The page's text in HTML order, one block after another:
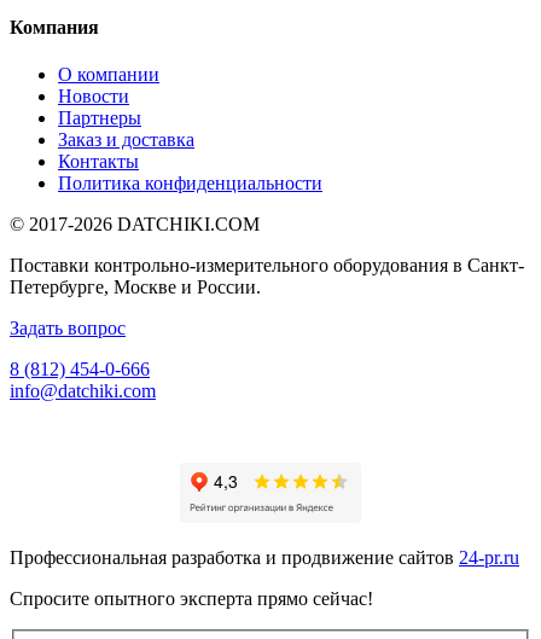
Компания
О компании
Новости
Партнеры
Заказ и доставка
Контакты
Политика конфиденциальности
© 2017-2026 DATCHIKI.COM
Поставки контрольно-измерительного оборудования в Санкт-
Петербурге, Москве и России.
Задать вопрос
8 (812) 454-0-666
info@datchiki.com
Профессиональная разработка и продвижение сайтов 24-pr.ru
Спросите опытного эксперта прямо сейчас!